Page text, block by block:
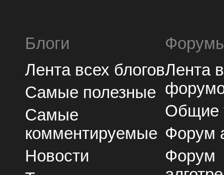
Блоги
Лента всех блогов
Самые полезные
Самые
комментируемые
Новости
Лента
Общие
Форум
Форум